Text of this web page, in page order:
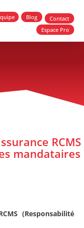
Blog
Contact
Espace Pro
RCMS
mandataires
(Responsabilité